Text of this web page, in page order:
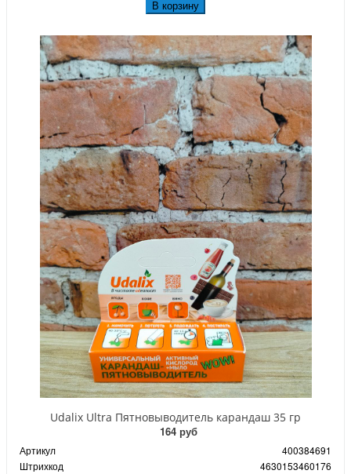
В корзину
Udalix Ultra Пятновыводитель карандаш 35 гр
164 руб
Артикул
400384691
Штрихкод
4630153460176